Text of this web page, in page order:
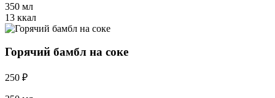
350 мл
13 ккал
Горячий бамбл на соке
250 ₽